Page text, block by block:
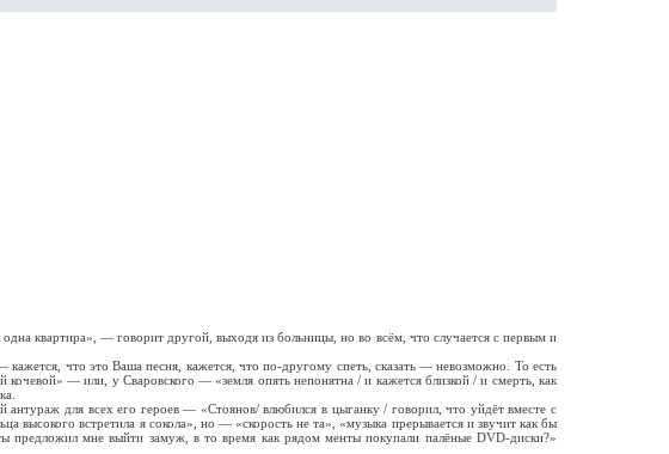
квартира», — говорит другой, выходя из больницы, но во всём, что случается с первым и
что это Ваша песня, кажется, что по-другому спеть, сказать — невозможно. То есть
— или, у Сваровского — «земля опять непонятна / и кажется близкой / и смерть, как
для всех его героев — «Стоянов/ влюбился в цыганку / говорил, что уйдёт вместе с
встретила я сокола», но — «скорость не та», «музыка прерывается и звучит как бы
предложил мне выйти замуж, в то время как рядом менты покупали палёные DVD-диски?»